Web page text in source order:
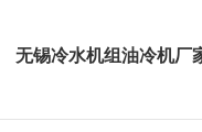
无锡冷水机组油冷机厂